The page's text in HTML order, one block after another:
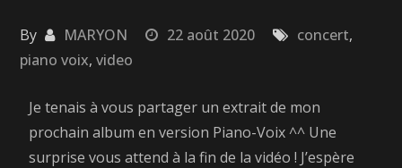
By MARYON 22 août 2020 concert,
piano voix,video
Je tenais à vous partager un extrait de mon
prochain album en version Piano-Voix ^^ Une
surprise vous attend à la fin de la vidéo ! J’espère